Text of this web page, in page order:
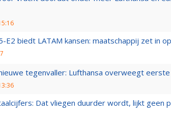
E2 biedt LATAM kansen: maatschappij zet in
tegenvaller: Lufthansa overweegt
Dat vliegen duurder wordt, lijkt geen